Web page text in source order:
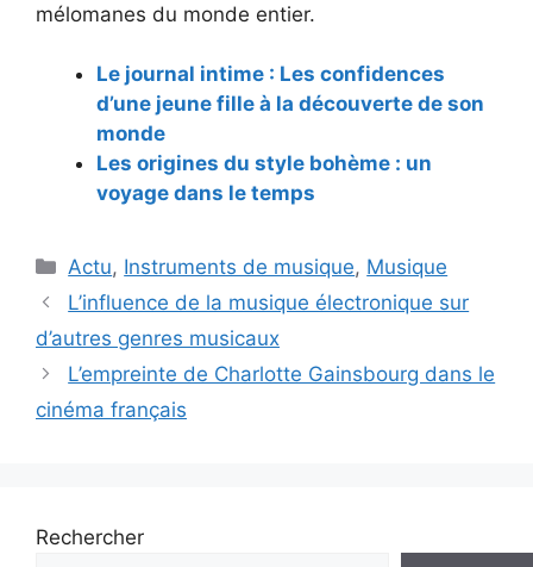
mélomanes du monde entier.
Le journal intime : Les confidences
d’une jeune fille à la découverte de son
monde
Les origines du style bohème : un
voyage dans le temps
Catégories
Actu, Instruments de musique, Musique
Navigation
des
L’influence de la musique électronique sur
d’autres genres musicaux
L’empreinte de Charlotte Gainsbourg dans le
cinéma français
Rechercher